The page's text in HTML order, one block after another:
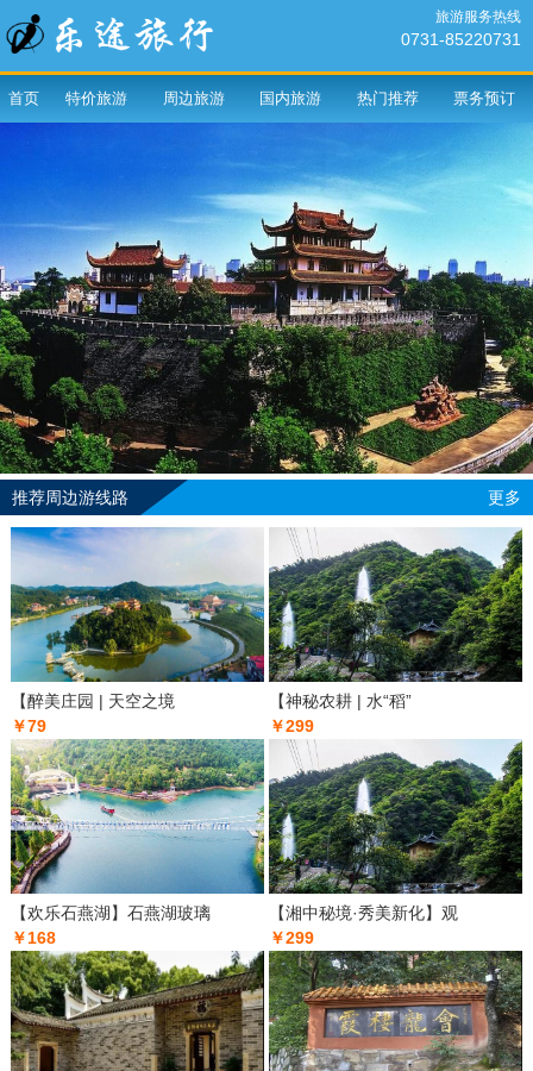
旅游服务热线
0731-85220731
首页 特价旅游 周边旅游 国内旅游 热门推荐 票务预订
推荐周边游线路 更多
【醉美庄园 | 天空之境
￥79
【神秘农耕 | 水“稻”
￥299
【欢乐石燕湖】石燕湖玻璃
￥168
【湘中秘境·秀美新化】观
￥299